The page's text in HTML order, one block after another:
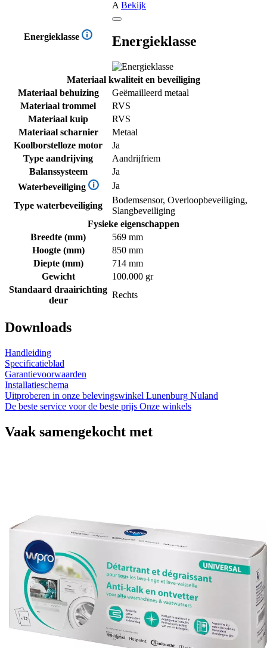
Energieklasse
A Bekijk
Energieklasse
Materiaal kwaliteit en beveiliging
Materiaal behuizing
Geëmailleerd metaal
Materiaal trommel
RVS
Materiaal kuip
RVS
Materiaal scharnier
Metaal
Koolborstelloze motor
Ja
Type aandrijving
Aandrijfriem
Balanssysteem
Ja
Waterbeveiliging
Ja
Type waterbeveiliging
Bodemsensor, Overloopbeveiliging,
Slangbeveiliging
Fysieke eigenschappen
Breedte (mm)
569 mm
Hoogte (mm)
850 mm
Diepte (mm)
714 mm
Gewicht
100.000 gr
Standaard draairichting
deur
Rechts
Downloads
Handleiding
Specificatieblad
Garantievoorwaarden
Installatieschema
Uitproberen in onze belevingswinkel Lunenburg Nuland
De beste service voor de beste prijs Onze winkels
Vaak samengekocht met